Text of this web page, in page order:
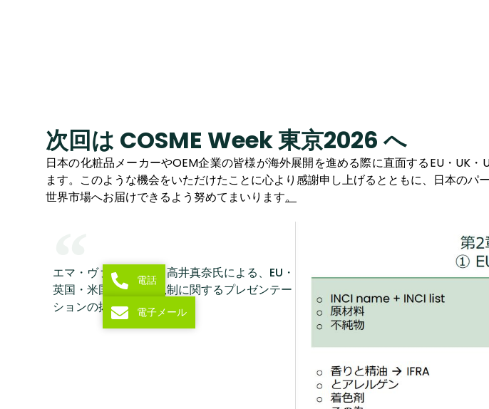
次回は COSME Week 東京2026 へ
日本の化粧品メーカーやOEM企業の皆様が海外展開を進める際に直面するEU・UK
ます。このような機会をいただけたことに心より感謝申し上げるとともに、日本の
世界市場へお届けできるよう努めてまいります。
エマ・ヴァルニエ氏と高井真奈氏による、EU・
英国・米国の化粧品規制に関するプレゼンテー
ションの抜粋。
電話
電子メール